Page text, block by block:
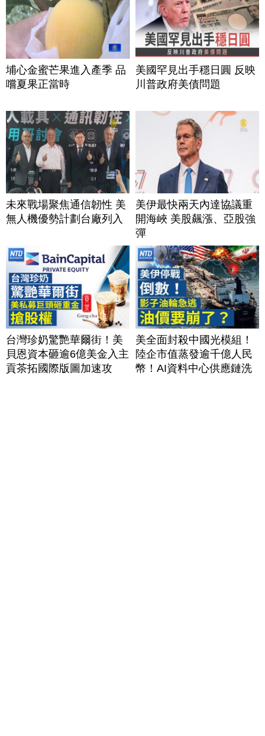
埔心金蜜芒果進入產季 品
嚐夏果正當時
美國罕見出手穩日圓 反映
川普政府美債問題
未來戰場聚焦通信韌性 美
無人機優勢計劃台廠列入
美伊最快兩天內達協議重
開海峽 美股飆漲、亞股強
彈
台灣珍奶驚艷華爾街！美
貝恩資本砸逾6億美金入主
貢茶拓國際版圖加速攻
美全面封殺中國光模組！
陸企市值蒸發逾千億人民
幣！AI資料中心供應鏈洗